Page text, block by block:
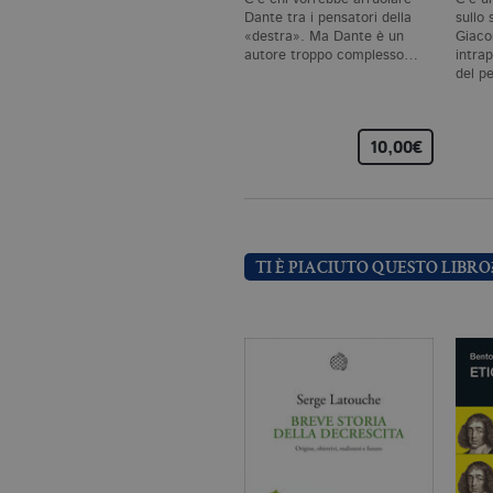
Dante tra i pensatori della
«destra». Ma Dante è un
autore troppo complesso…
10,00€
sullo
del
TI È PIACIUTO QUESTO
CookieScriptConsent
_gat_UA-96327731-1
Nome
_fbp